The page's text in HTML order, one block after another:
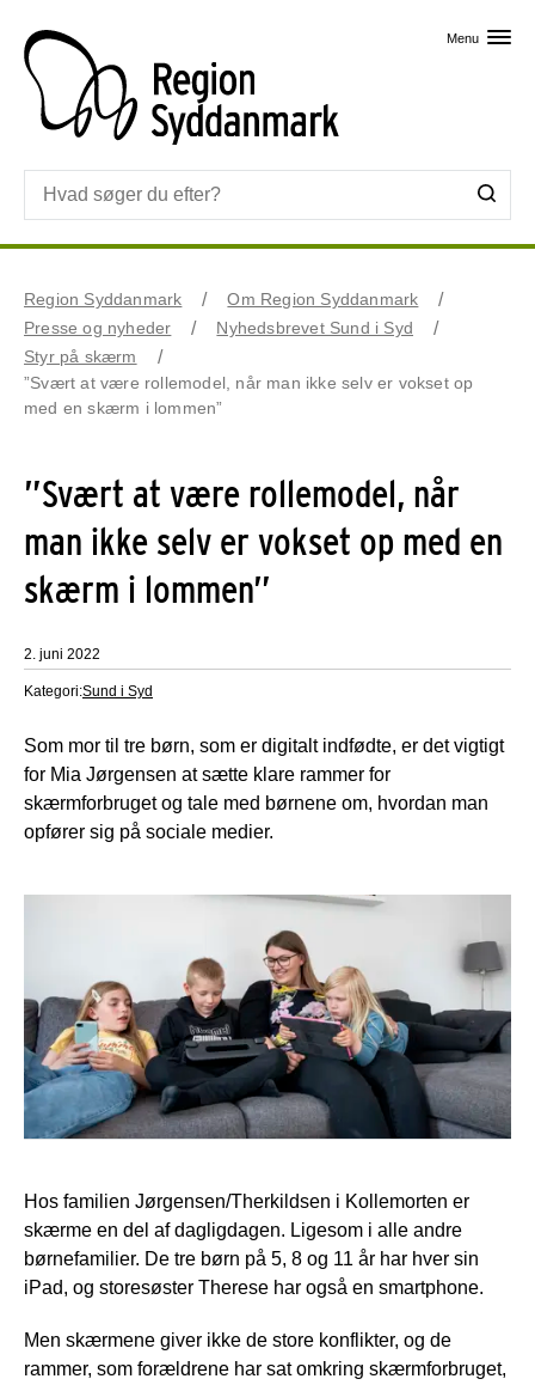
Menu
Region Syddanmark
Om Region Syddanmark
Presse og nyheder
Nyhedsbrevet Sund i Syd
Styr på skærm
”Svært at være rollemodel, når man ikke selv er vokset op
med en skærm i lommen”
”Svært at være rollemodel, når
man ikke selv er vokset op med en
skærm i lommen”
2. juni 2022
Kategori:Sund i Syd
Som mor til tre børn, som er digitalt indfødte, er det vigtigt
for Mia Jørgensen at sætte klare rammer for
skærmforbruget og tale med børnene om, hvordan man
opfører sig på sociale medier.
Hos familien Jørgensen/Therkildsen i Kollemorten er
skærme en del af dagligdagen. Ligesom i alle andre
børnefamilier. De tre børn på 5, 8 og 11 år har hver sin
iPad, og storesøster Therese har også en smartphone.
Men skærmene giver ikke de store konflikter, og de
rammer, som forældrene har sat omkring skærmforbruget,